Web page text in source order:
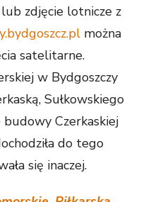
zdjęcie lotnicze z
można
satelitarne.​
w Bydgoszczy
Sułkowskiego
Czerkaskiej
do tego
się inaczej.